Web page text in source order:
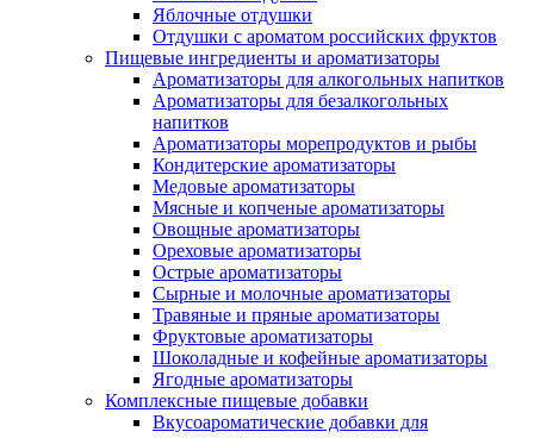
Яблочные отдушки
Отдушки с ароматом российских фруктов
Пищевые ингредиенты и ароматизаторы
Ароматизаторы для алкогольных напитков
Ароматизаторы для безалкогольных
напитков
Ароматизаторы морепродуктов и рыбы
Кондитерские ароматизаторы
Медовые ароматизаторы
Мясные и копченые ароматизаторы
Овощные ароматизаторы
Ореховые ароматизаторы
Острые ароматизаторы
Сырные и молочные ароматизаторы
Травяные и пряные ароматизаторы
Фруктовые ароматизаторы
Шоколадные и кофейные ароматизаторы
Ягодные ароматизаторы
Комплексные пищевые добавки
Вкусоароматические добавки для